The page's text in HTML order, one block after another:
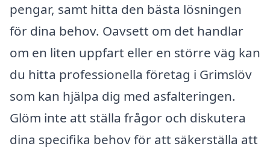
pengar, samt hitta den bästa lösningen
för dina behov. Oavsett om det handlar
om en liten uppfart eller en större väg kan
du hitta professionella företag i Grimslöv
som kan hjälpa dig med asfalteringen.
Glöm inte att ställa frågor och diskutera
dina specifika behov för att säkerställa att